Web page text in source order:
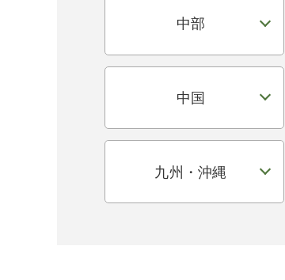
中部
中国
九州・沖縄